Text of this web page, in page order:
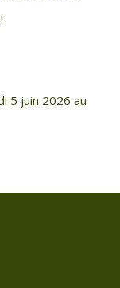
5 juin 2026 au